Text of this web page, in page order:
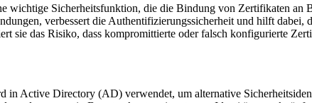
wichtige Sicherheitsfunktion, die die Bindung von Zertifikaten an
verbessert die Authentifizierungssicherheit und hilft
sie das Risiko, dass kompromittierte oder falsch konfigurierte
in Active Directory (AD) verwendet, um alternative